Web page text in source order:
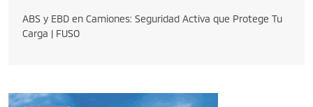
ABS y EBD en Camiones: Seguridad Activa que Protege Tu
Carga | FUSO